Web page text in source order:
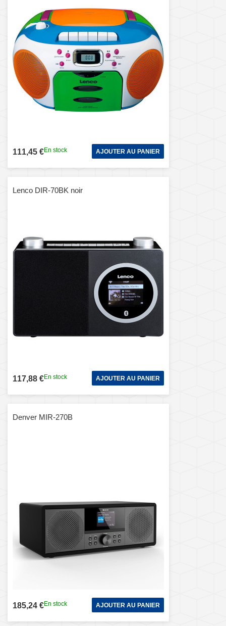
111,45 €En stock AJOUTER AU PANIER
Lenco DIR-70BK noir
117,88 €En stock AJOUTER AU PANIER
Denver MIR-270B
185,24 €En stock AJOUTER AU PANIER